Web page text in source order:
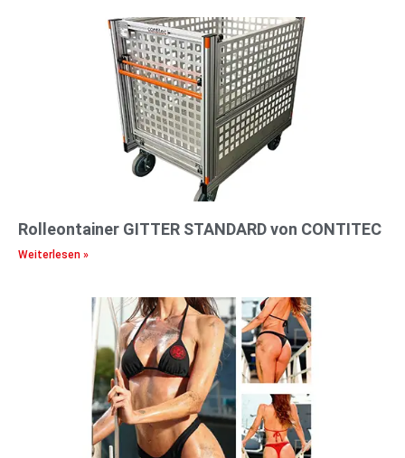
Rolleontainer GITTER STANDARD von CONTITEC
Weiterlesen »